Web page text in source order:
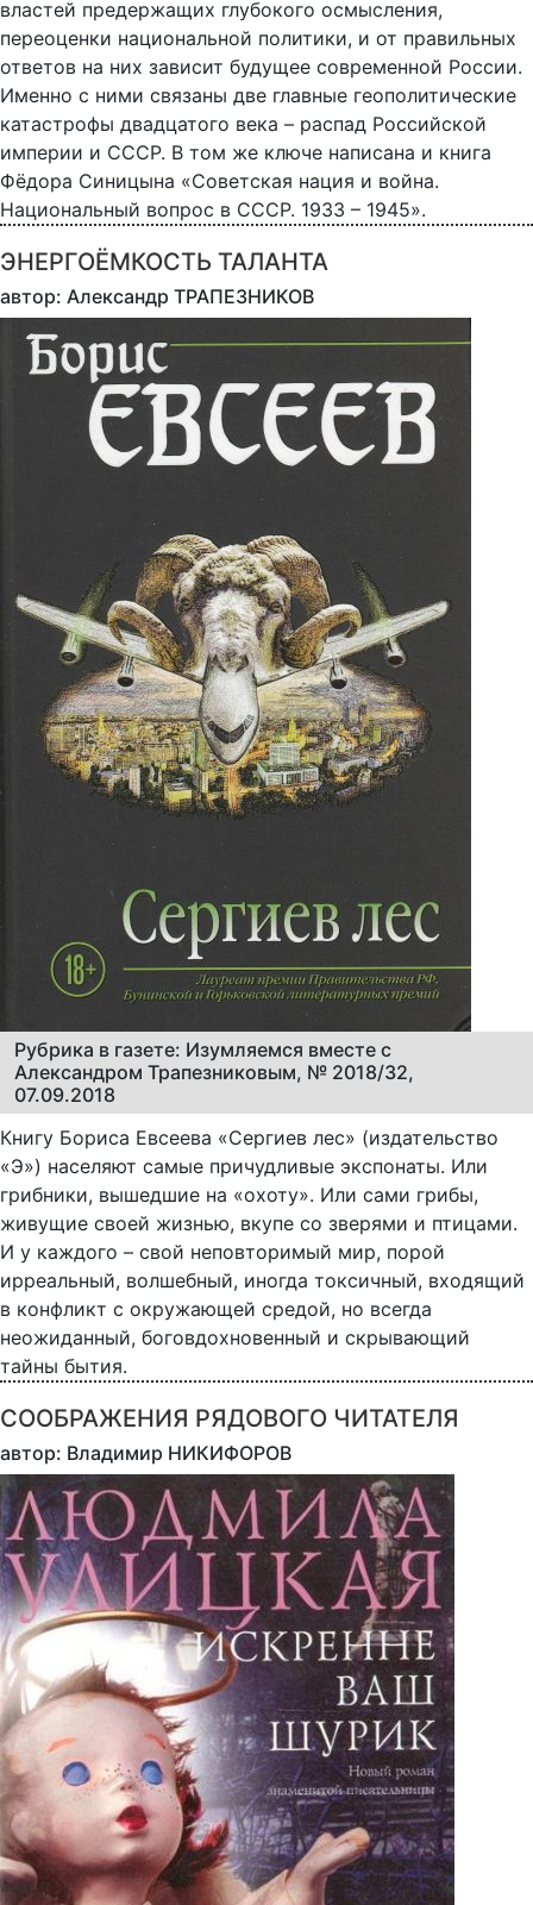
властей предержащих глубокого осмысления,
переоценки национальной политики, и от правильных
ответов на них зависит будущее современной России.
Именно с ними связаны две главные геополитические
катастрофы двадцатого века – распад Российской
империи и СССР. В том же ключе написана и книга
Фёдора Синицына «Советская нация и война.
Национальный вопрос в СССР. 1933 – 1945».
ЭНЕРГОЁМКОСТЬ ТАЛАНТА
автор: Александр ТРАПЕЗНИКОВ
Рубрика в газете: Изумляемся вместе с
Александром Трапезниковым, № 2018/32,
07.09.2018
Книгу Бориса Евсеева «Сергиев лес» (издательство
«Э») населяют самые причудливые экспонаты. Или
грибники, вышедшие на «охоту». Или сами грибы,
живущие своей жизнью, вкупе со зверями и птицами.
И у каждого – свой неповторимый мир, порой
ирреальный, волшебный, иногда токсичный, входящий
в конфликт с окружающей средой, но всегда
неожиданный, боговдохновенный и скрывающий
тайны бытия.
СООБРАЖЕНИЯ РЯДОВОГО ЧИТАТЕЛЯ
автор: Владимир НИКИФОРОВ